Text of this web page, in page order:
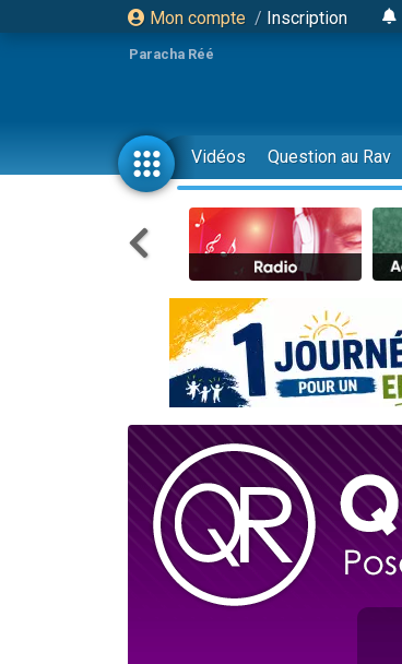
Mon compte / Inscription
Paracha Réé
Vidéos Question au Rav